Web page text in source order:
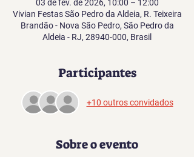
03 de fev. de 2026, 10:00 – 12:00
Vivian Festas São Pedro da Aldeia, R. Teixeira
Brandão - Nova São Pedro, São Pedro da
Aldeia - RJ, 28940-000, Brasil
Participantes
+10 outros convidados
Sobre o evento